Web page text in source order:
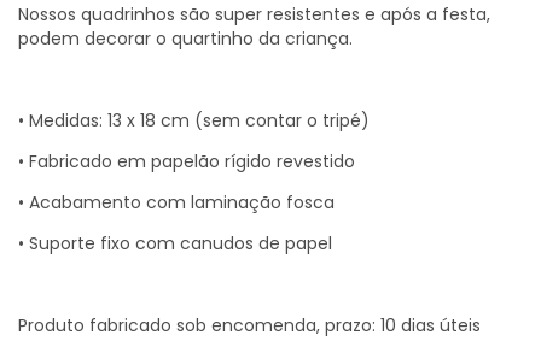
Nossos quadrinhos são super resistentes e após a festa,
podem decorar o quartinho da criança.
• Medidas: 13 x 18 cm (sem contar o tripé)
• Fabricado em papelão rígido revestido
• Acabamento com laminação fosca
• Suporte fixo com canudos de papel
Produto fabricado sob encomenda, prazo: 10 dias úteis